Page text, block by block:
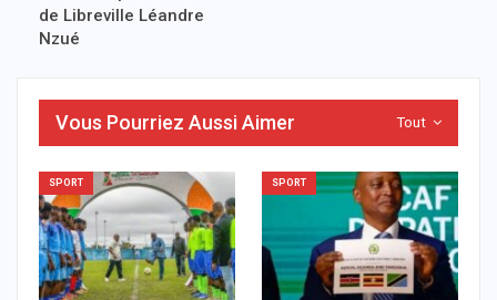
de Libreville Léandre
Nzué
Tout
Vous Pourriez Aussi Aimer
SPORT SPORT